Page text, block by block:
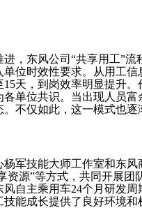
，东风公司 “共享用工”流
位时效性要求。从用工
15天，到岗效率明显提升
单位共识。当出现人员
不仅如此，这一模式也
杨军技能大师工作室和东
资源”等方式，共同开展
风自主乘用车24个月研发周
能成长提供了良好环境和